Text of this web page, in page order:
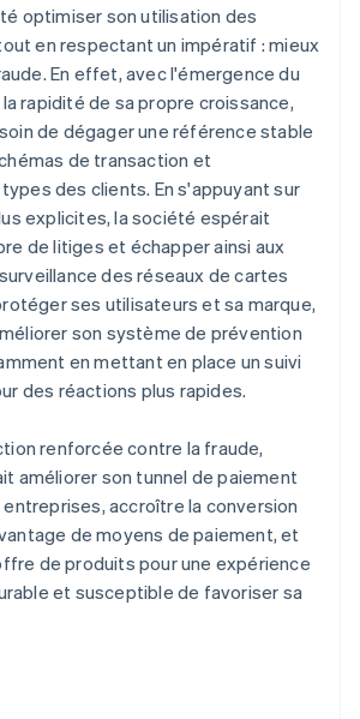
optimiser son utilisation des
en respectant un impératif : mieux
En effet, avec l'émergence du
rapidité de sa propre croissance,
de dégager une référence stable
de transaction et
des clients. En s'appuyant sur
explicites, la société espérait
de litiges et échapper ainsi aux
des réseaux de cartes
ses utilisateurs et sa marque,
son système de prévention
en mettant en place un suivi
des réactions plus rapides.
renforcée contre la fraude,
améliorer son tunnel de paiement
accroître la conversion
de moyens de paiement, et
de produits pour une expérience
et susceptible de favoriser sa